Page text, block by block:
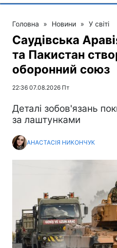
Головна » Новини » У світі
Саудівська
та Пакистан
оборонний союз
22:36 07.08.2026 Пт
Деталі зобов'язань
за лаштунками
АНАСТАСІЯ НИКОНЧУК